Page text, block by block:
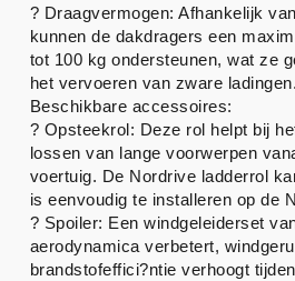
? Draagvermogen: Afhankelijk
kunnen de dakdragers een
tot 100 kg ondersteunen, wat ze
het vervoeren van zware ladingen.
Beschikbare accessoires:
? Opsteekrol: Deze rol helpt bij
lossen van lange voorwerpen
voertuig. De Nordrive ladderrol
is eenvoudig te installeren op de
? Spoiler: Een windgeleiderset
aerodynamica verbetert,
brandstofeffici?ntie verhoogt